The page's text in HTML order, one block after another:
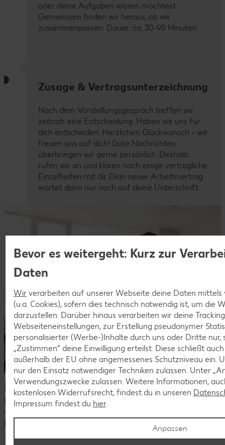
oder deine Aufgaben wissen möchtest.
Gemeinsam finden wir heraus, ob wir
zusammenpassen. Dauer: ca. 30-90 Minuten
Zusage & Vertragsunterzeichnung
Nach dem Vorstellungsgespräch treffen wir
zeitnah eine Entscheidung. Haben wir uns für
dich entschieden: Herzlichen Glückwunsch – wir
freuen uns auf dich! Gute Nachrichten
überbringen wir gerne persönlich. Deshalb
rufen wir an und klären noch einige vertragliche
Einzelheiten mit dir. Dein neuer Arbeitsvertrag
wartet dann nur noch auf deine Unterschrift.
Dein Kontakt zu uns
Du hast Fragen zu unseren aktuellen Stellenangeboten oder
deiner Bewerbung?
Kontaktiere uns
Komm als Quereinsteiger ins Team!
Bevor es weitergeht: Kurz zur
Daten
Wir verarbeiten auf unserer Webseite deine Daten mittels
(u.a. Cookies), sofern dies technisch notwendig ist, um die
darzustellen. Darüber hinaus verarbeiten wir deine
Webseiteneinstellungen, zur Erstellung pseudonymer
personalisierter (Werbe-)Inhalte durch uns oder Dritte nur,
„Zustimmen“ deine Einwilligung erteilst. Diese schließt
außerhalb der EU ohne angemessenes Schutzniveau ein.
nur den Einsatz notwendiger Techniken zulassen. Unter
Verwendungszwecke zulassen. Weitere Informationen,
kostenlosen Widerrufsrecht, findest du in unseren
Impressum findest du hier.
Anpassen